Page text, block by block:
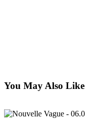
You May Also Like